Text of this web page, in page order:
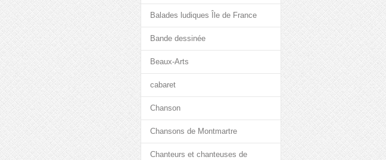
Balades ludiques Île de France
Bande dessinée
Beaux-Arts
cabaret
Chanson
Chansons de Montmartre
Chanteurs et chanteuses de